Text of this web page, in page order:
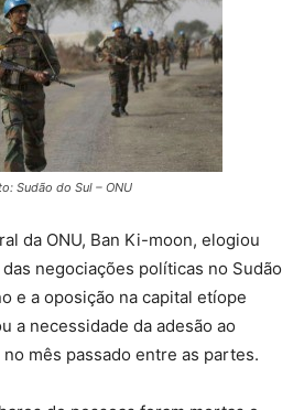
Sudão do Sul – ONU
da ONU, Ban Ki-moon, elogiou
negociações políticas no Sudão
e a oposição na capital etíope
a necessidade da adesão ao
mês passado entre as partes.